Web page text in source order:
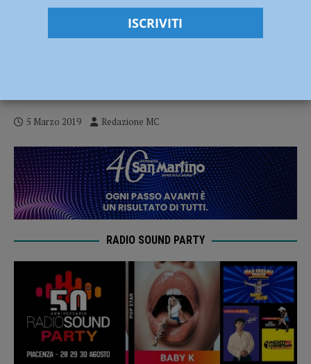
presentata da Levoni
Vendita di azioni Iren, la maggioranza non
5 Marzo 2019 Redazione MC
RADIO SOUND PARTY